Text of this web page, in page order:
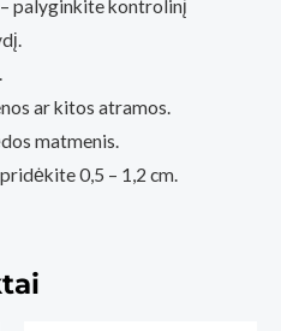
palyginkite kontrolinį
ar kitos atramos.
matmenis.
0,5 – 1,2 cm.